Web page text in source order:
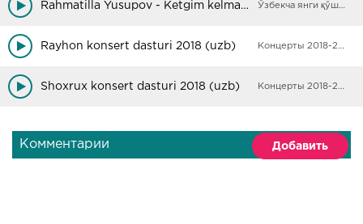
Rahmatilla Yusupov - Ketgim kelmayapti Ўзбекча янги қўшиқлар
Rayhon konsert dasturi 2018 (uzb) Концерты 2018-2019
Shoxrux konsert dasturi 2018 (uzb) Концерты 2018-2019
Комментарии Добавить